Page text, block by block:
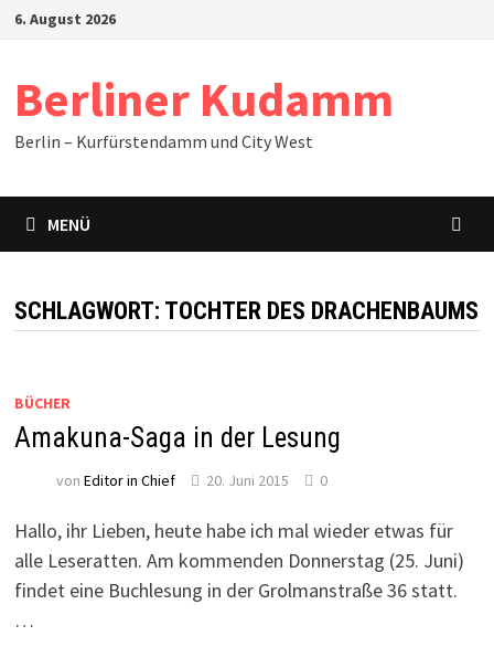
Zum6. August 2026
Berliner Kudamm
Berlin – Kurfürstendamm und City West
MENÜ
SCHLAGWORT: TOCHTER DES DRACHENBAUMS
BÜCHER
Amakuna-Saga in der Lesung
von Editor in Chief 20. Juni 2015 0
Hallo, ihr Lieben, heute habe ich mal wieder etwas für
alle Leseratten. Am kommenden Donnerstag (25. Juni)
findet eine Buchlesung in der Grolmanstraße 36 statt.
…